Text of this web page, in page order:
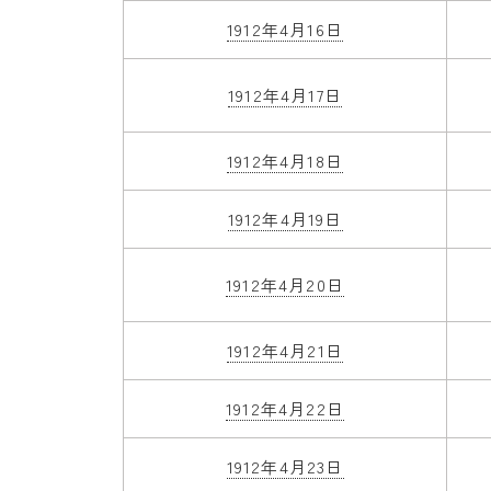
1912年4月16日
1912年4月17日
1912年4月18日
1912年4月19日
1912年4月20日
1912年4月21日
1912年4月22日
1912年4月23日